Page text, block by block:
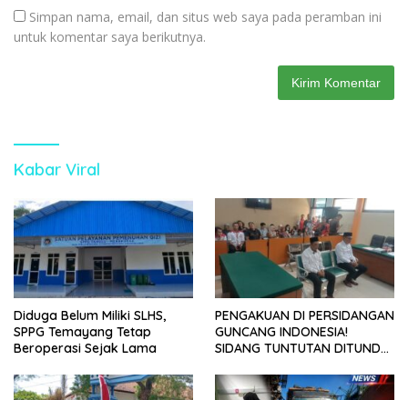
Simpan nama, email, dan situs web saya pada peramban ini
untuk komentar saya berikutnya.
Kabar Viral
Diduga Belum Miliki SLHS,
SPPG Temayang Tetap
Beroperasi Sejak Lama
PENGAKUAN DI PERSIDANGAN
GUNCANG INDONESIA!
SIDANG TUNTUTAN DITUNDA,
MENGAMUK DI PN MALANG